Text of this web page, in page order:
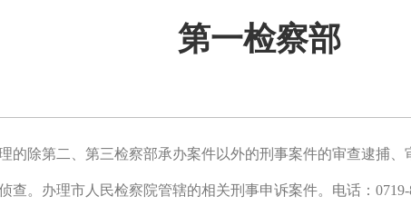
第一检察部
除第二、第三检察部承办案件以外的刑事案件的审查逮捕、
查。办理市人民检察院管辖的相关刑事申诉案件。 电话：0719-